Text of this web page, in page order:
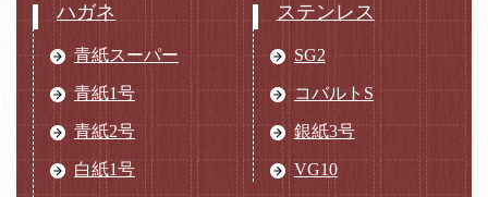
ハガネ
青紙スーパー
青紙1号
青紙2号
白紙1号
ステンレス
SG2
コバルトS
銀紙3号
VG10